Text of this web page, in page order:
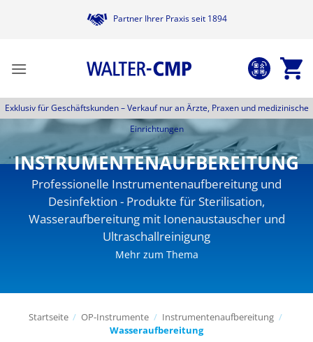
Partner Ihrer Praxis seit 1894
Exklusiv für Geschäftskunden –Verkauf nur an Ärzte, Praxen und medizinische
Einrichtungen
INSTRUMENTENAUFBEREITUNG
Professionelle Instrumentenaufbereitung und
Desinfektion - Produkte für Sterilisation,
Wasseraufbereitung mit Ionenaustauscher und
Ultraschallreinigung
Mehr zum Thema
Startseite / OP-Instrumente / Instrumentenaufbereitung /
Wasseraufbereitung